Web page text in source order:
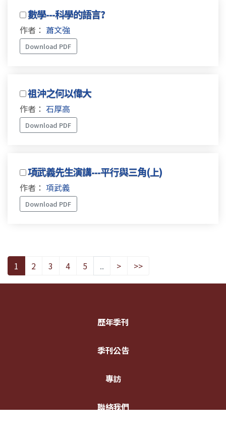
數學---科學的語言?
作者： 蕭文強
Download PDF
祖沖之何以偉大
作者： 石厚高
Download PDF
項武義先生演講---平行與三角(上)
作者： 項武義
Download PDF
1 2 3 4 5 .. > >>
歷年季刊
季刊公告
專訪
聯絡我們